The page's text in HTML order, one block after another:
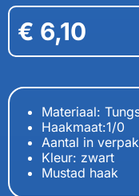
€ 6,10
Materiaal:
Haakmaat:1/0
Aantal in
Kleur: zwart
Mustad haak